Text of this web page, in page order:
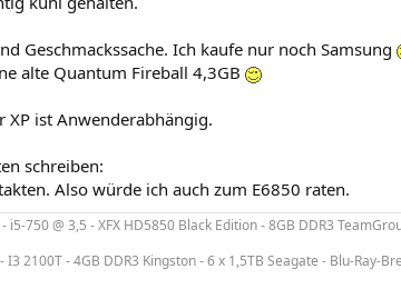
Geschmackssache. Ich kaufe nur noch Samsung
alte Quantum Fireball 4,3GB
XP ist Anwenderabhängig.
schreiben:
Also würde ich auch zum E6850 raten.
i5-750 @ 3,5 - XFX HD5850 Black Edition - 8GB DDR3
2100T - 4GB DDR3 Kingston - 6 x 1,5TB Seagate - Blu-Ray-